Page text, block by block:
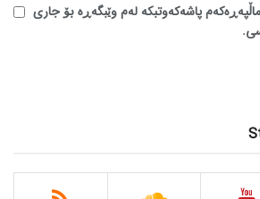
پاشەکەوتبکە لەم وێبگەڕە بۆ جاری